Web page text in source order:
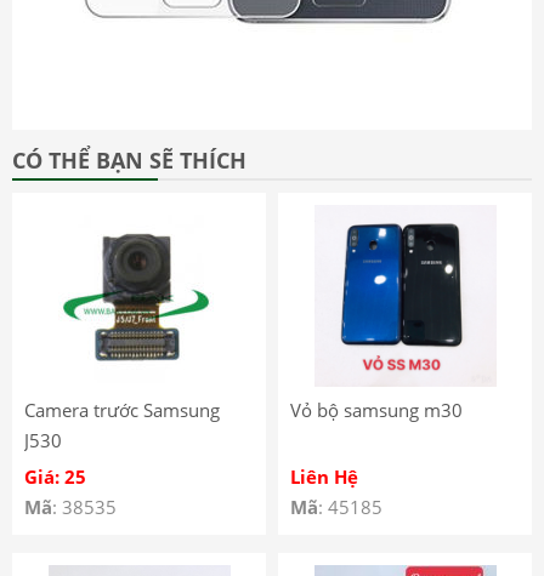
CÓ THỂ BẠN SẼ THÍCH
Camera trước Samsung
J530
Giá: 25
Mã: 38535
Vỏ bộ samsung m30
Liên Hệ
Mã: 45185